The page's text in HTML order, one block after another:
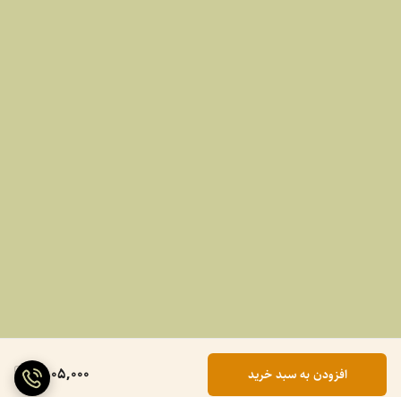
1,805,000 افزودن به سبد خرید